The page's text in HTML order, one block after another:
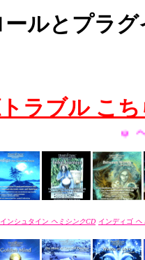
ルとプラ
ラブル こ
ψ ヘミシンクは
ンシュタイン ヘミシンクCD インディゴ ヘ